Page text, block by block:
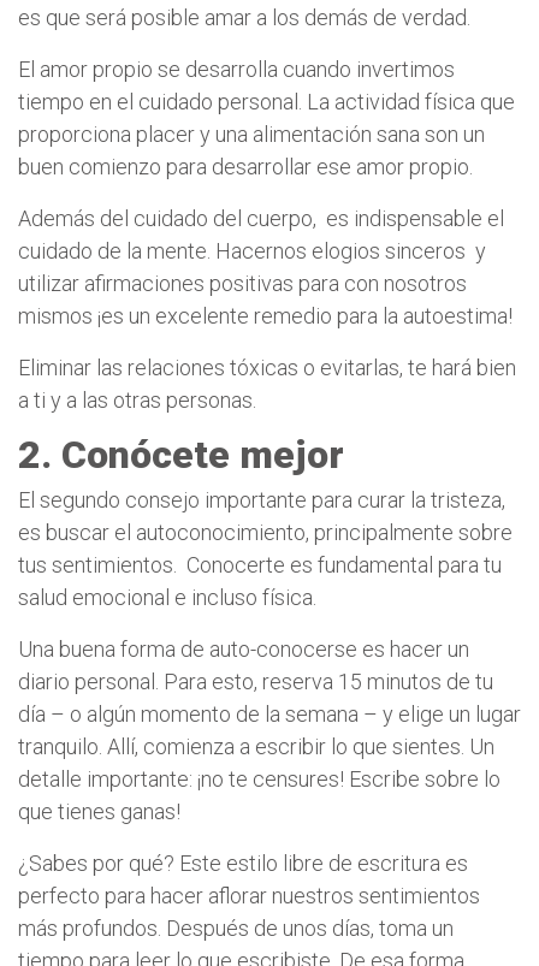
es que será posible amar a los demás de verdad.
El amor propio se desarrolla cuando invertimos
tiempo en el cuidado personal. La actividad física que
proporciona placer y una alimentación sana son un
buen comienzo para desarrollar ese amor propio.
Además del cuidado del cuerpo, es indispensable el
cuidado de la mente. Hacernos elogios sinceros y
utilizar afirmaciones positivas para con nosotros
mismos ¡es un excelente remedio para la autoestima!
Eliminar las relaciones tóxicas o evitarlas, te hará bien
a ti y a las otras personas.
2. Conócete mejor
El segundo consejo importante para curar la tristeza,
es buscar el autoconocimiento, principalmente sobre
tus sentimientos.
Conocerte es fundamental para tu
salud emocional e incluso física.
Una buena forma de auto-conocerse es hacer un
diario personal. Para esto, reserva 15 minutos de tu
día – o algún momento de la semana – y elige un lugar
tranquilo. Allí, comienza a escribir lo que sientes. Un
detalle importante: ¡no te censures! Escribe sobre lo
que tienes ganas!
¿Sabes por qué? Este estilo libre de escritura es
perfecto para hacer aflorar nuestros sentimientos
más profundos. Después de unos días, toma un
tiempo para leer lo que escribiste. De esa forma